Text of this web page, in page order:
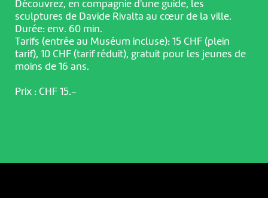
Découvrez, en compagnie d'une guide, les
sculptures de Davide Rivalta au cœur de la ville.
Durée: env. 60 min.
Tarifs (entrée au Muséum incluse): 15 CHF (plein
tarif), 10 CHF (tarif réduit), gratuit pour les jeunes de
moins de 16 ans.
Prix : CHF 15.-